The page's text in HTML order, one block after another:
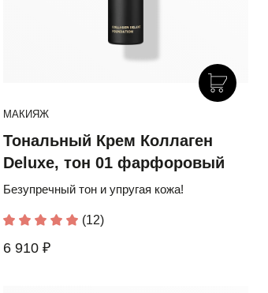
МАКИЯЖ
Тональный Крем Коллаген
Deluxe, тон 01 фарфоровый
Безупречный тон и упругая кожа!
(12)
6 910 ₽